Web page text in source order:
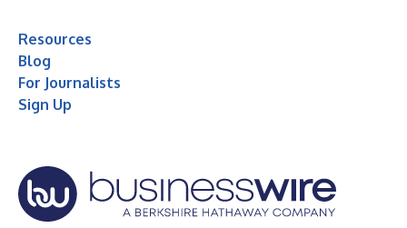
Resources
Blog
For Journalists
Sign Up